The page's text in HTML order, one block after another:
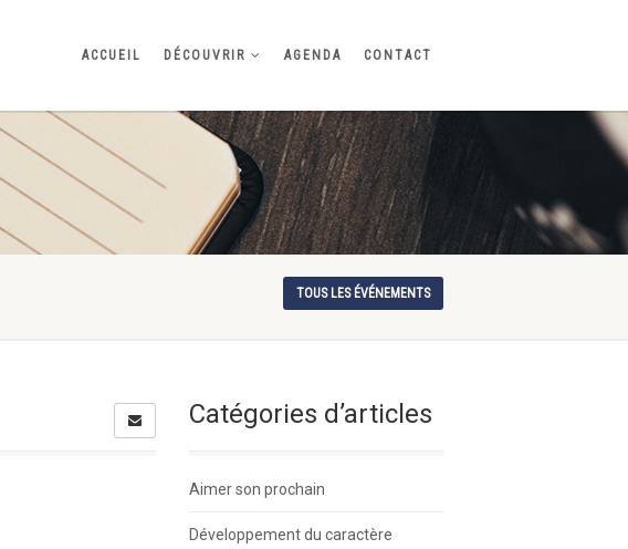
ACCUEIL DÉCOUVRIR AGENDA CONTACT
TOUS LES ÉVÉNEMENTS
Catégories d’articles
Aimer son prochain
Développement du caractère